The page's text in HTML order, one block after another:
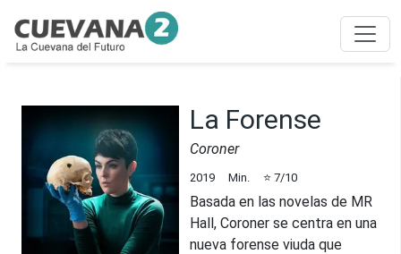
La Forense
Coroner
2019 Min. ⭐ 7/10
Basada en las novelas de MR
Hall, Coroner se centra en una
nueva forense viuda que